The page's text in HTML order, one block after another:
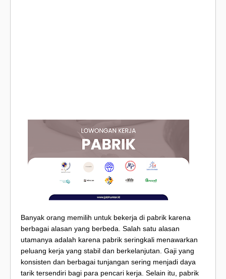
Banyak orang memilih untuk bekerja di pabrik karena
berbagai alasan yang berbeda. Salah satu alasan
utamanya adalah karena pabrik seringkali menawarkan
peluang kerja yang stabil dan berkelanjutan. Gaji yang
konsisten dan berbagai tunjangan sering menjadi daya
tarik tersendiri bagi para pencari kerja. Selain itu, pabrik